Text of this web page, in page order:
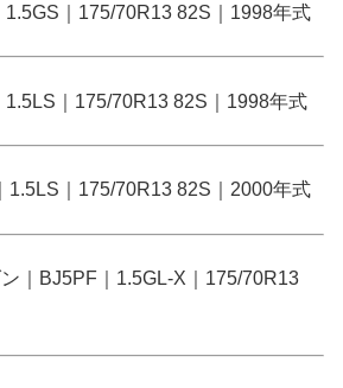
｜175/70R13 82S｜1998年式
｜175/70R13 82S｜1998年式
1.5LS｜175/70R13 82S｜2000年式
｜BJ5PF｜1.5GL-X｜175/70R13